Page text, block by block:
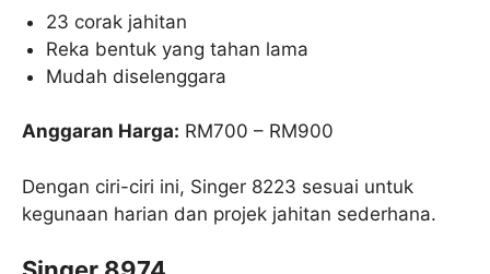
23 corak jahitan
Reka bentuk yang tahan lama
Mudah diselenggara
Anggaran Harga: RM700 – RM900
Dengan ciri-ciri ini, Singer 8223 sesuai untuk
kegunaan harian dan projek jahitan sederhana.